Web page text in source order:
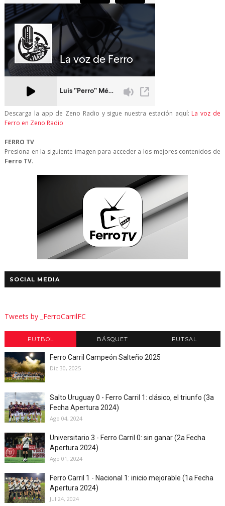
Descarga la app de Zeno Radio y sigue nuestra estación aquí: La voz de
Ferro en Zeno Radio
FERRO TV
Presiona en la siguiente imagen para acceder a los mejores contenidos de
Ferro TV.
SOCIAL MEDIA
Tweets by _FerroCarrilFC
FUTBOL BÁSQUET FUTSAL
Ferro Carril Campeón Salteño 2025
Dic 30, 2025
Salto Uruguay 0 - Ferro Carril 1: clásico, el triunfo (3a
Fecha Apertura 2024)
Ago 04, 2024
Universitario 3 - Ferro Carril 0: sin ganar (2a Fecha
Apertura 2024)
Ago 01, 2024
Ferro Carril 1 - Nacional 1: inicio mejorable (1a Fecha
Apertura 2024)
Jul 24, 2024